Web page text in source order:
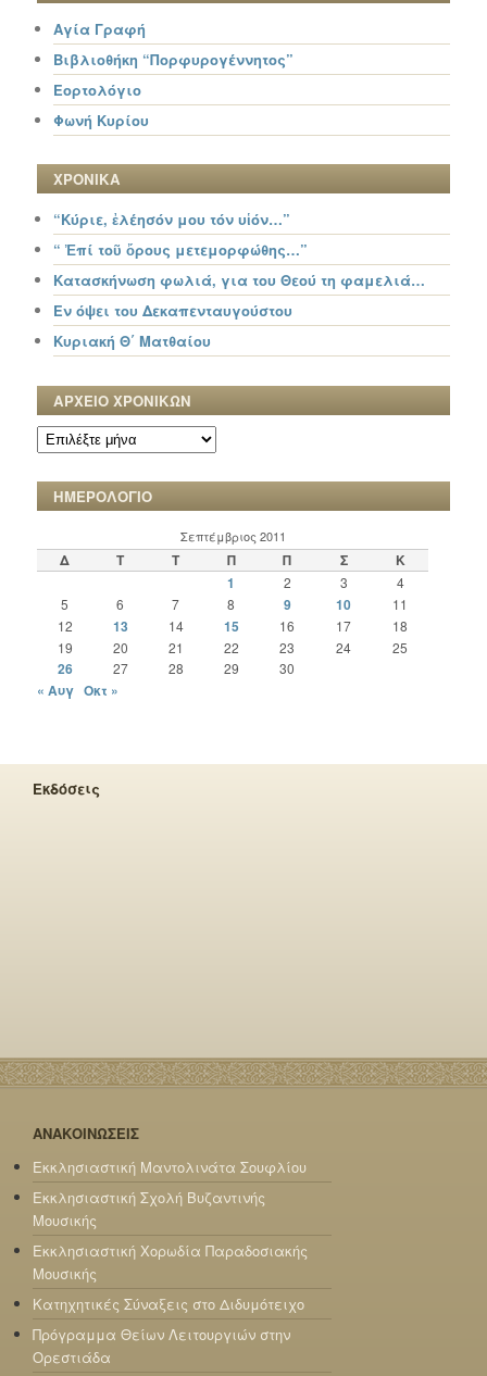
Αγία Γραφή
Βιβλιοθήκη “Πορφυρογέννητος”
Εορτολόγιο
Φωνή Κυρίου
ΧΡΟΝΙΚΑ
“Κύριε, ἐλέησόν μου τόν υἱόν…”
“ Ἐπί τοῦ ὄρους μετεμορφώθης…”
Κατασκήνωση φωλιά, για του Θεού τη φαμελιά…
Εν όψει του Δεκαπενταυγούστου
Κυριακή Θ΄ Ματθαίου
ΑΡΧΕΙΟ ΧΡΟΝΙΚΩΝ
ΑΡΧΕΙΟ
ΧΡΟΝΙΚΩΝ
ΗΜΕΡΟΛΟΓΙΟ
Σεπτέμβριος 2011
Δ Τ Τ Π Π Σ
Κ
1
2 3
4
5
6 7 8 9 10
11
12
13 14 15 16 17
18
19
20 21 22 23 24 25
26 27 28 29 30
« Αυγ Οκτ »
Εκδόσεις
ΑΝΑΚΟΙΝΩΣΕΙΣ
Εκκλησιαστική Μαντολινάτα Σουφλίου
Εκκλησιαστική Σχολή Βυζαντινής
Μουσικής
Εκκλησιαστική Χορωδία Παραδοσιακής
Μουσικής
Κατηχητικές Σύναξεις στο Διδυμότειχο
Πρόγραμμα Θείων Λειτουργιών στην
Ορεστιάδα